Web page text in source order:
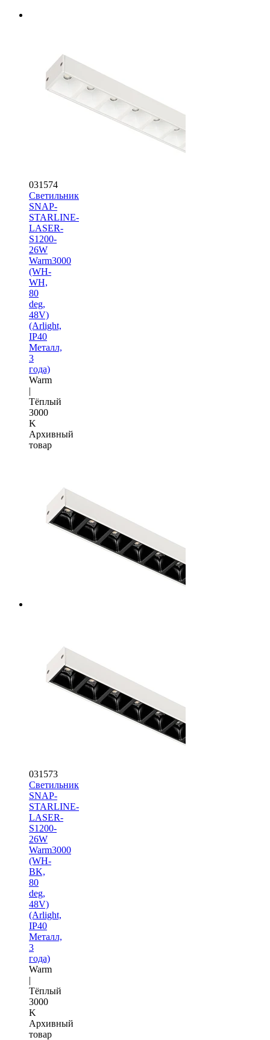
031574
Светильник
SNAP-
STARLINE-
LASER-
S1200-
26W
Warm3000
(WH-
WH,
80
deg,
48V)
(Arlight,
IP40
Металл,
3
года)
Warm
|
Тёплый
3000
K
Архивный
товар
031573
Светильник
SNAP-
STARLINE-
LASER-
S1200-
26W
Warm3000
(WH-
BK,
80
deg,
48V)
(Arlight,
IP40
Металл,
3
года)
Warm
|
Тёплый
3000
K
Архивный
товар